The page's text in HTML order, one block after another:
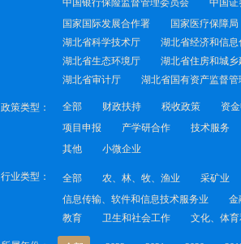
中国银行保险监督管理委员会
中国证
国家国际发展合作署
国家医疗保障局
湖北省科学技术厅
湖北省经济和信息
湖北省生态环境厅
湖北省住房和城乡
湖北省审计厅
湖北省国有资产监督管
政策类型： 全部 财政扶持 税收政策 资
项目申报
产学研合作 技术服务
其他
小微企业
行业类型： 全部 农、林、牧、渔业 采矿业
信息传输、软件和信息技术服务业
金
教育
卫生和社会工作 文化、体